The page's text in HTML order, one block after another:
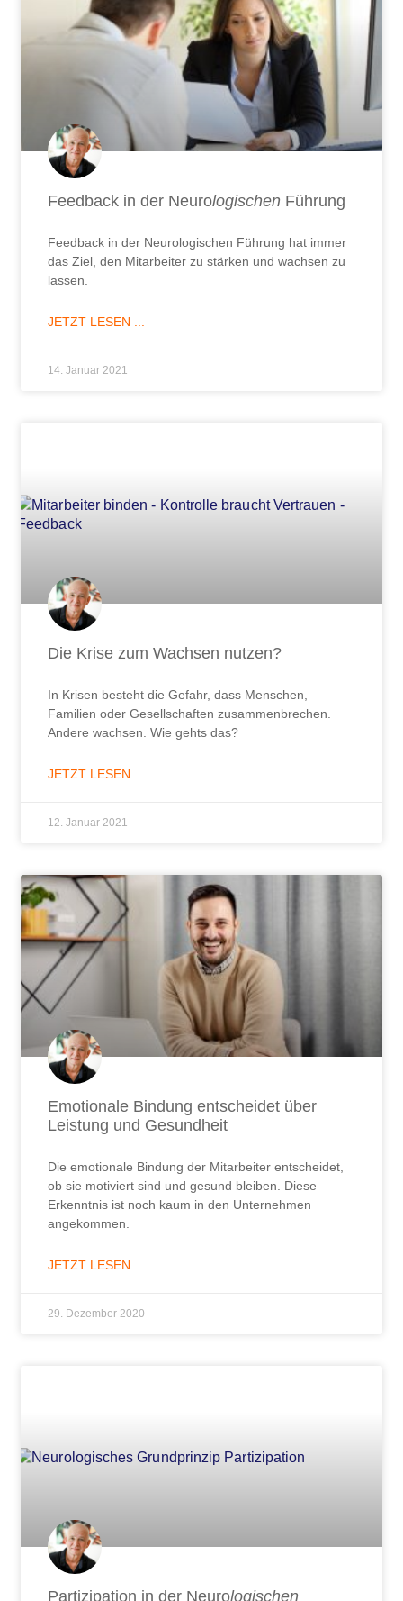
Feedback in der NeurologischenFührung
Feedback in der Neurologischen Führung hat immer
das Ziel, den Mitarbeiter zu stärken und wachsen zu
lassen.
JETZT LESEN ...
14. Januar 2021
Die Krise zum Wachsen nutzen?
In Krisen besteht die Gefahr, dass Menschen,
Familien oder Gesellschaften zusammenbrechen.
Andere wachsen. Wie gehts das?
JETZT LESEN ...
12. Januar 2021
Emotionale Bindung entscheidet über
Leistung und Gesundheit
Die emotionale Bindung der Mitarbeiter entscheidet,
ob sie motiviert sind und gesund bleiben. Diese
Erkenntnis ist noch kaum in den Unternehmen
angekommen.
JETZT LESEN ...
29. Dezember 2020
Partizipation in der Neurologischen